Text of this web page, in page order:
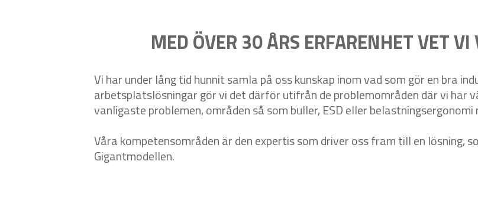
MED ÖVER 30 ÅRS ERFARENHET VET
Vi har under lång tid hunnit samla på oss kunskap inom vad som gör en bra
arbetsplatslösningar gör vi det därför utifrån de problemområden där vi har
vanligaste problemen, områden så som buller, ESD eller belastningsergonomi
Våra kompetensområden är den expertis som driver oss fram till en lösning,
Gigantmodellen.